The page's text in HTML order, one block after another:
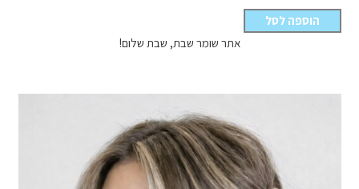
הוספה לסל
אתר שומר שבת, שבת שלום!